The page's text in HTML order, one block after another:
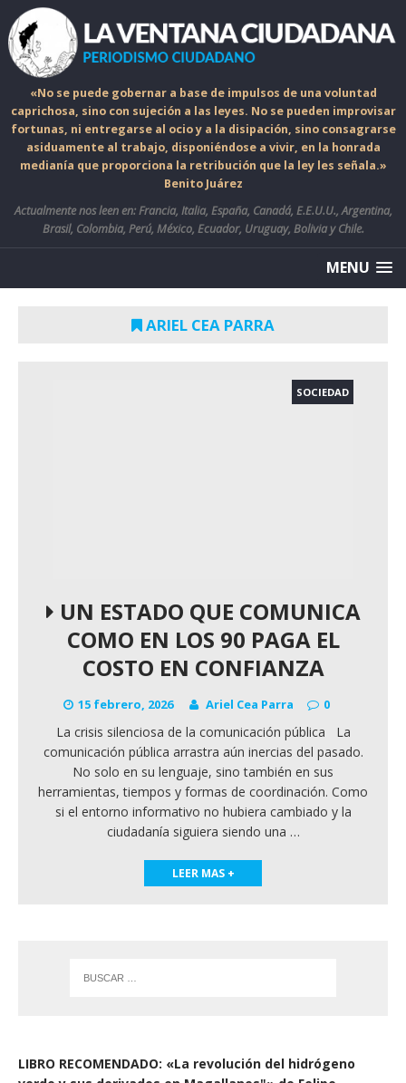
«No se puede gobernar a base de impulsos de una voluntad
caprichosa, sino con sujeción a las leyes. No se pueden improvisar
fortunas, ni entregarse al ocio y a la disipación, sino consagrarse
asiduamente al trabajo, disponiéndose a vivir, en la honrada
medianía que proporciona la retribución que la ley les señala.»
Benito Juárez
Actualmente nos leen en: Francia, Italia, España, Canadá, E.E.U.U., Argentina,
Brasil, Colombia, Perú, México, Ecuador, Uruguay, Bolivia y Chile.
MENU
ARIEL CEA PARRA
SOCIEDAD
UN ESTADO QUE COMUNICA
COMO EN LOS 90 PAGA EL
COSTO EN CONFIANZA
15 febrero, 2026 Ariel Cea Parra 0
La crisis silenciosa de la comunicación pública La
comunicación pública arrastra aún inercias del pasado.
No solo en su lenguaje, sino también en sus
herramientas, tiempos y formas de coordinación. Como
si el entorno informativo no hubiera cambiado y la
ciudadanía siguiera siendo una …
LEER MAS +
LIBRO RECOMENDADO: «La revolución del hidrógeno